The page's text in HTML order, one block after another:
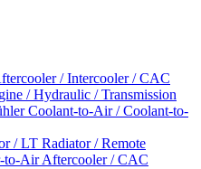
/ Intercooler / CAC
/ Hydraulic / Transmission
Coolant-to-Air / Coolant-to-
/ LT Radiator / Remote
Air Aftercooler / CAC